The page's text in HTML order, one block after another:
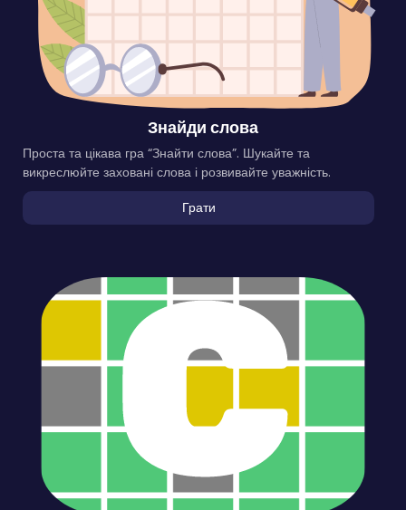
Знайди слова
Проста та цікава гра “Знайти слова”. Шукайте та
викреслюйте заховані слова і розвивайте уважність.
Грати